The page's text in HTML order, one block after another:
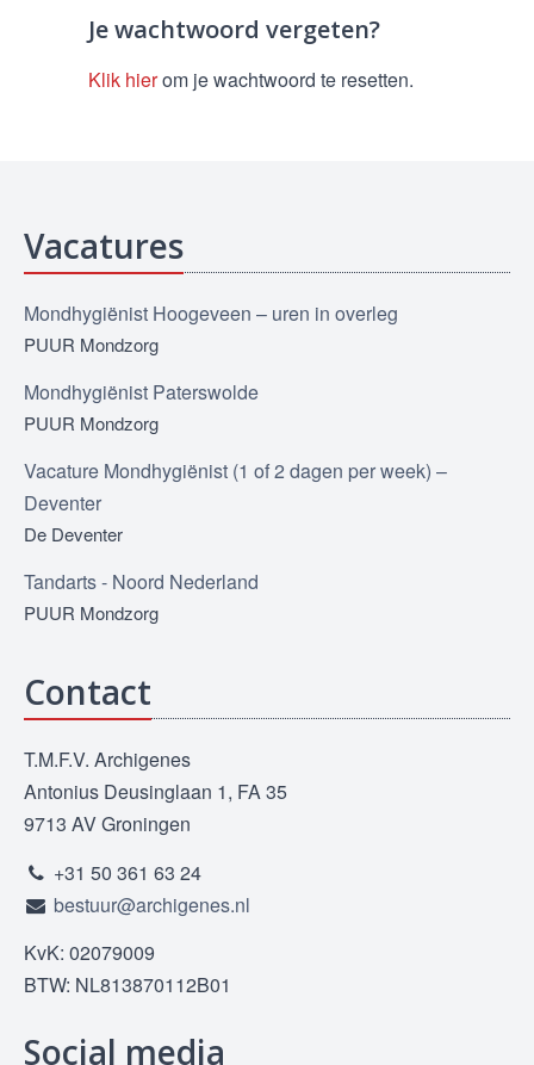
Je wachtwoord vergeten?
Klik hierom je wachtwoord te resetten.
Vacatures
Mondhygiënist Hoogeveen – uren in overleg
PUUR Mondzorg
Mondhygiënist Paterswolde
PUUR Mondzorg
Vacature Mondhygiënist (1 of 2 dagen per week) –
Deventer
De Deventer
Tandarts - Noord Nederland
PUUR Mondzorg
Contact
T.M.F.V. Archigenes
Antonius Deusinglaan 1, FA 35
9713 AV Groningen
+31 50 361 63 24
bestuur@archigenes.nl
KvK: 02079009
BTW: NL813870112B01
Social media